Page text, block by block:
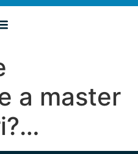
a master